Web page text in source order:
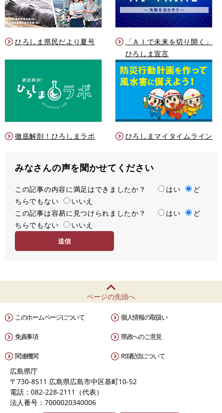
ひろしま県民だより夏号
「ＡＩで未来を切り開く」
ひろしま宣言
徹底解剖！ひろしまラボ ひろしまマイタイムライン
みなさんの声を聞かせてください
満
足
度
この記事の内容に満足はできましたか？ はい
ど
ちらでもない
いいえ
容
易
この記事は容易に見つけられましたか？ はい
ど
ちらでもない
いいえ
ページの先頭へ
このホームページについて 個人情報の取扱い
免責事項 県政へのご意見
関連機関 RSS配信について
広島県庁
〒730-8511 広島県広島市中区基町10-52
電話：082-228-2111（代表）
法人番号：7000020340006